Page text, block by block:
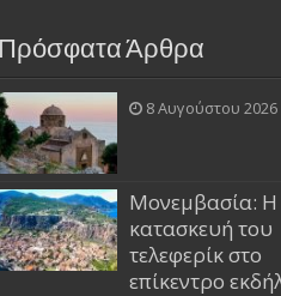
Πρόσφατα Άρθρα
8 Αυγούστου 2026
Μονεμβασία: Η
κατασκευή του
τελεφερίκ στο
επίκεντρο